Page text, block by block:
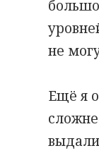
не
Ещё я